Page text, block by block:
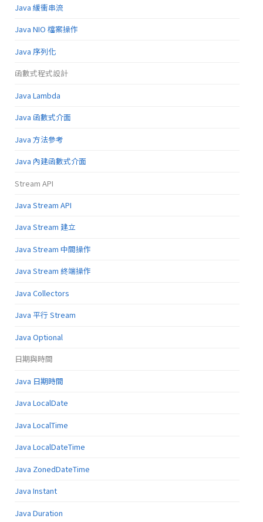
Java 緩衝串流
Java NIO 檔案操作
Java 序列化
函數式程式設計
Java Lambda
Java 函數式介面
Java 方法參考
Java 內建函數式介面
Stream API
Java Stream API
Java Stream 建立
Java Stream 中間操作
Java Stream 終端操作
Java Collectors
Java 平行 Stream
Java Optional
日期與時間
Java 日期時間
Java LocalDate
Java LocalTime
Java LocalDateTime
Java ZonedDateTime
Java Instant
Java Duration